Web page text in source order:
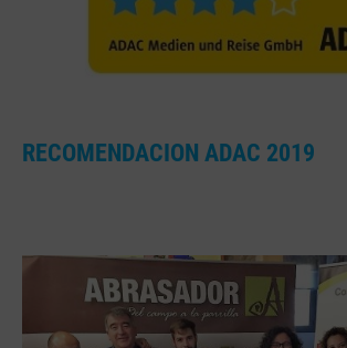
RECOMENDACION ADAC 2019